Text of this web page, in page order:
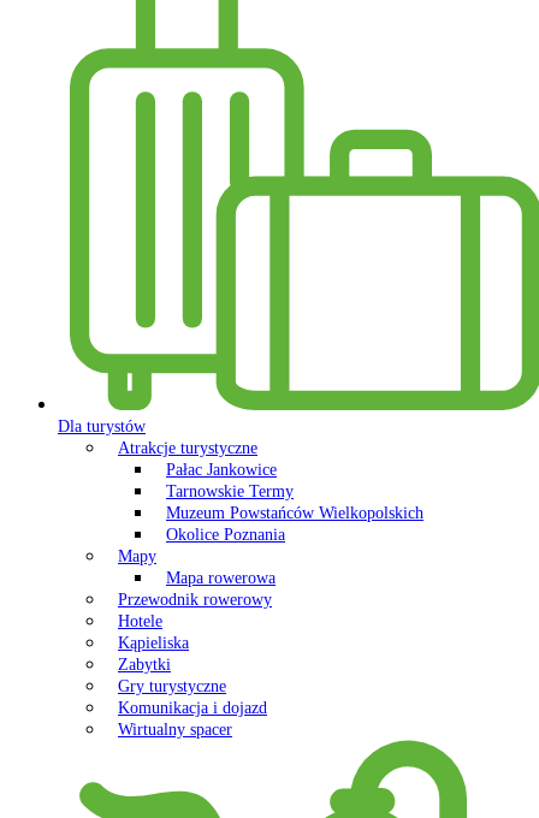
Dla turystów
Atrakcje turystyczne
Pałac Jankowice
Tarnowskie Termy
Muzeum Powstańców Wielkopolskich
Okolice Poznania
Mapy
Mapa rowerowa
Przewodnik rowerowy
Hotele
Kąpieliska
Zabytki
Gry turystyczne
Komunikacja i dojazd
Wirtualny spacer